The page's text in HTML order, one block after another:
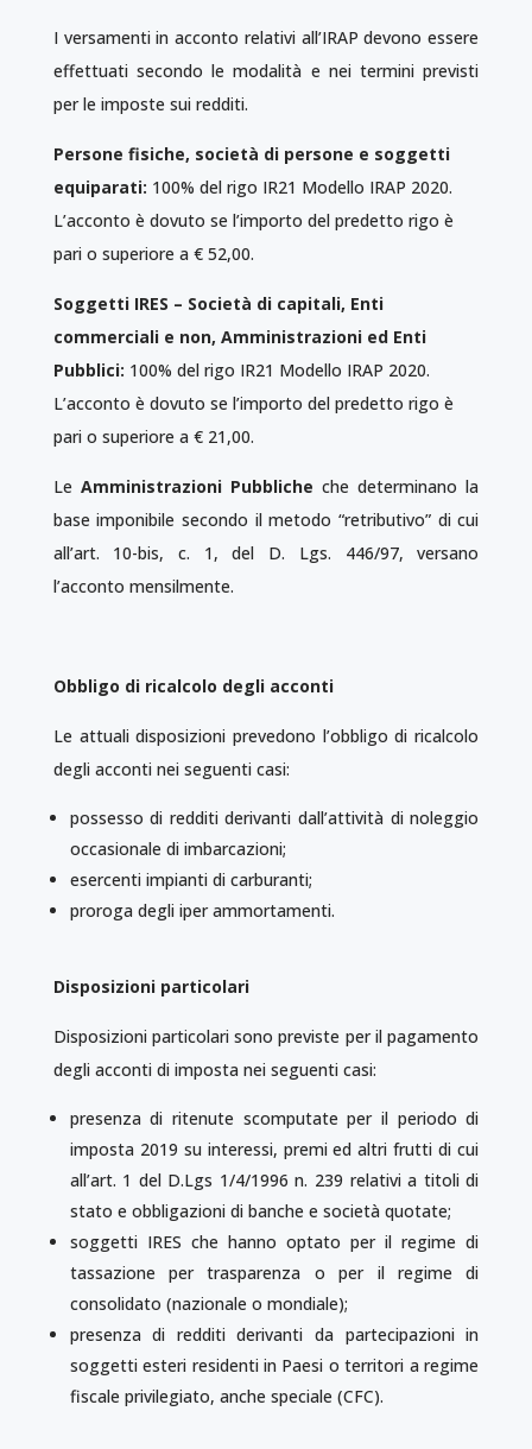
I versamenti in acconto relativi all’IRAP devono essere
effettuati secondo le modalità e nei termini previsti
per le imposte sui redditi.
Persone fisiche, società di persone e soggetti
equiparati: 100% del rigo IR21 Modello IRAP 2020.
L’acconto è dovuto se l’importo del predetto rigo è
pari o superiore a € 52,00.
Soggetti IRES – Società di capitali, Enti
commerciali e non, Amministrazioni ed Enti
Pubblici: 100% del rigo IR21 Modello IRAP 2020.
L’acconto è dovuto se l’importo del predetto rigo è
pari o superiore a € 21,00.
Le Amministrazioni Pubbliche che determinano la
base imponibile secondo il metodo “retributivo” di cui
all’art. 10-bis, c. 1, del D. Lgs. 446/97, versano
l’acconto mensilmente.
Obbligo di ricalcolo degli acconti
Le attuali disposizioni prevedono l’obbligo di ricalcolo
degli acconti nei seguenti casi:
possesso di redditi derivanti dall’attività di noleggio
occasionale di imbarcazioni;
esercenti impianti di carburanti;
proroga degli iper ammortamenti.
Disposizioni particolari
Disposizioni particolari sono previste per il pagamento
degli acconti di imposta nei seguenti casi:
presenza di ritenute scomputate per il periodo di
imposta 2019 su interessi, premi ed altri frutti di cui
all’art. 1 del D.Lgs 1/4/1996 n. 239 relativi a titoli di
stato e obbligazioni di banche e società quotate;
soggetti IRES che hanno optato per il regime di
tassazione per trasparenza o per il regime di
consolidato (nazionale o mondiale);
presenza di redditi derivanti da partecipazioni in
soggetti esteri residenti in Paesi o territori a regime
fiscale privilegiato, anche speciale (CFC).